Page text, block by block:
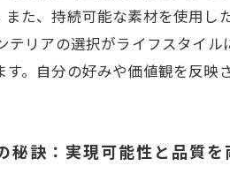
また、持続可能な素材を使用
テリアの選択がライフスタイ
。自分の好みや価値観を反映
秘訣：実現可能性と品質を